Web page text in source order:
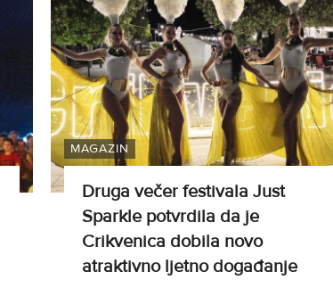
MAGAZIN
Druga večer festivala Just
Sparkle potvrdila da je
Crikvenica dobila novo
atraktivno ljetno događanje